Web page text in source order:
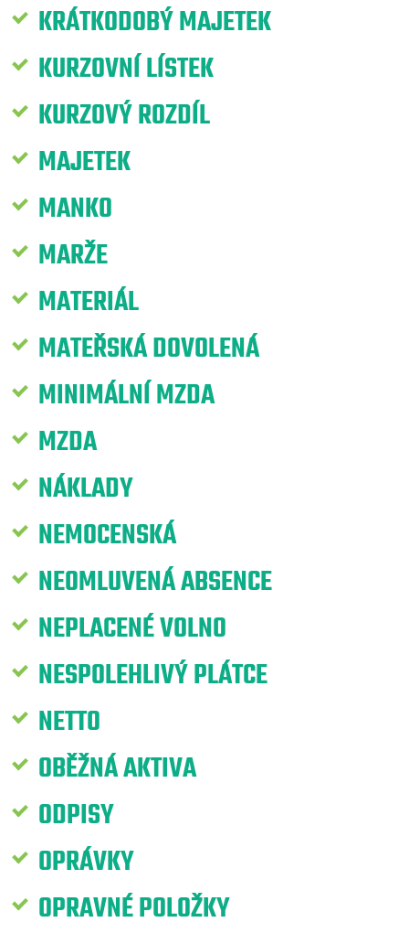
KRÁTKODOBÝ MAJETEK
KURZOVNÍ LÍSTEK
KURZOVÝ ROZDÍL
MAJETEK
MANKO
MARŽE
MATERIÁL
MATEŘSKÁ DOVOLENÁ
MINIMÁLNÍ MZDA
MZDA
NÁKLADY
NEMOCENSKÁ
NEOMLUVENÁ ABSENCE
NEPLACENÉ VOLNO
NESPOLEHLIVÝ PLÁTCE
NETTO
OBĚŽNÁ AKTIVA
ODPISY
OPRÁVKY
OPRAVNÉ POLOŽKY